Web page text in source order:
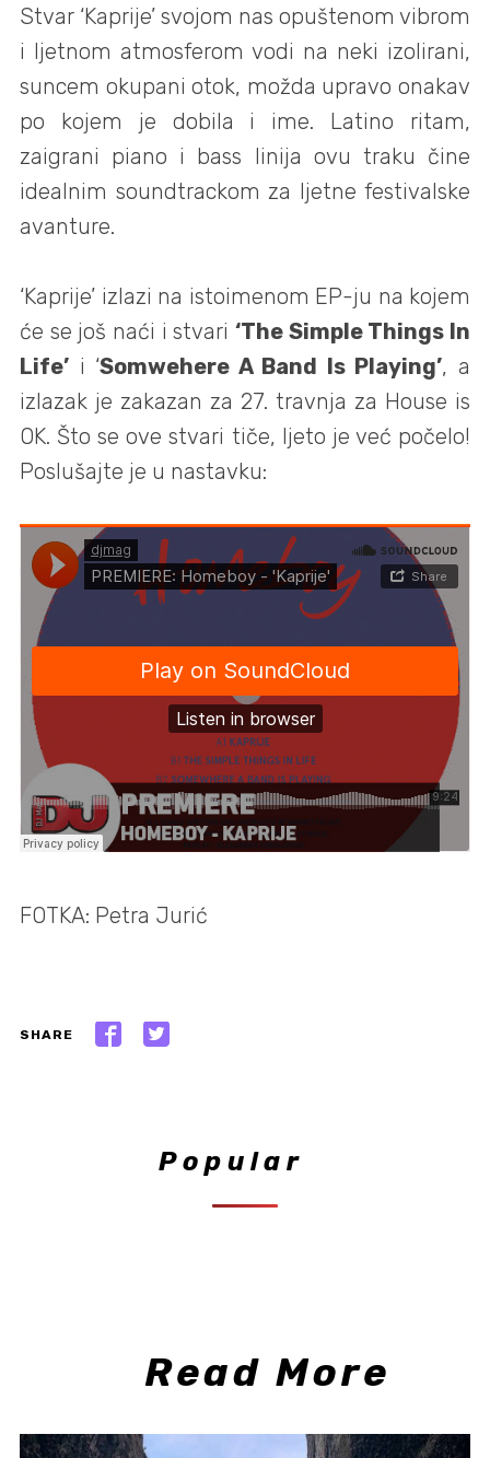
Stvar ‘Kaprije’ svojom nas opuštenom vibrom
i ljetnom atmosferom vodi na neki izolirani,
suncem okupani otok, možda upravo onakav
po kojem je dobila i ime. Latino ritam,
zaigrani piano i bass linija ovu traku čine
idealnim soundtrackom za ljetne festivalske
avanture.
‘Kaprije’ izlazi na istoimenom EP-ju na kojem
će se još naći i stvari ‘The Simple Things In
Life’ i ‘Somwehere A Band Is Playing’, a
izlazak je zakazan za 27. travnja za House is
OK. Što se ove stvari tiče, ljeto je već počelo!
Poslušajte je u nastavku:
FOTKA: Petra Jurić
SHARE
Popular
Read More